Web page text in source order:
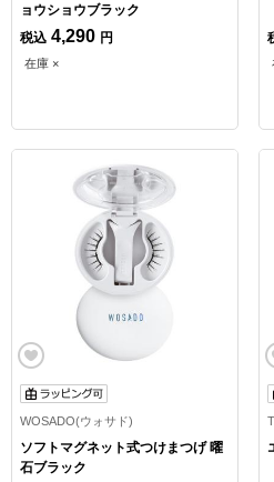
ョウショウブラック
税込 4,290 円
在庫 ×
WOSADO(ウォサド)
ソフトマグネット式つけまつげ 曜
石ブラック